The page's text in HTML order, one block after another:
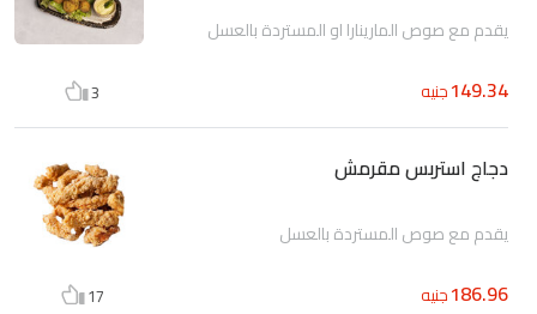
يقدم مع صوص المارينارا او المستردة بالعسل
149.34جنيه 3
دجاج استربس مقرمش
يقدم مع صوص المستردة بالعسل
186.96جنيه 17